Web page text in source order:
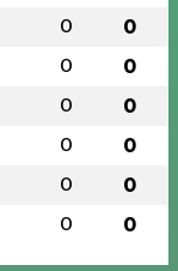
0 0
0 0
0 0
0 0
0 0
0 0